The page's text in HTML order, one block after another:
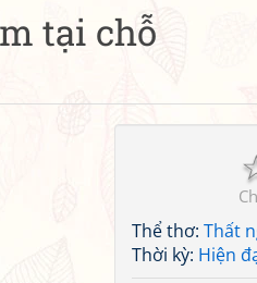
tại chỗ
Thể thơ: Thất
Thời kỳ: Hiện